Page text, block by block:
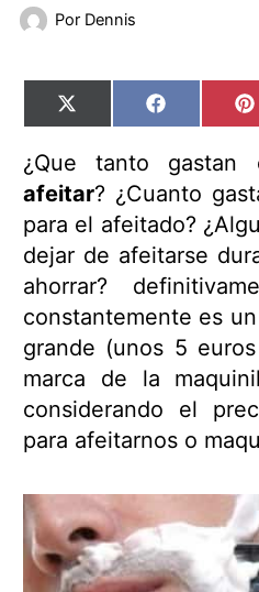
Por Dennis
Compartir
en
X
(Twitter)
Compartir
en
Facebook
¿Que tanto gastan
afeitar? ¿Cuanto
para el afeitado?
dejar de afeitarse
ahorrar?
constantemente es
grande (unos 5
marca de la
considerando el
para afeitarnos o